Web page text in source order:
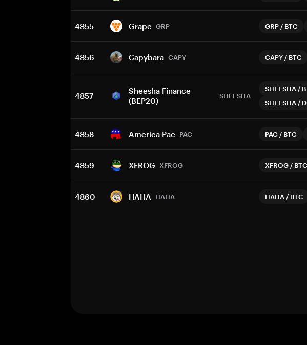
4855 Grape GRP GRP / BTC
4856 Capybara CAPY CAPY / BTC
4857
Sheesha Finance
(BEP20)
SHEESHA
SHEESHA /
SHEESHA /
4858 America Pac PAC PAC / BTC
4859 XFROG XFROG XFROG / BTC
4860 HAHA HAHA HAHA / BTC